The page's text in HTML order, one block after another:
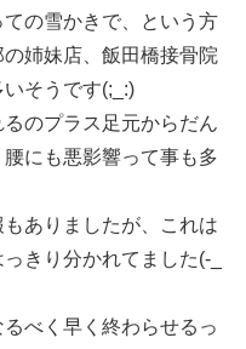
の雪かきで、という方
姉妹店、飯田橋接骨院
そうです(;_:)
のプラス足元からだん
にも悪影響って事も多
ありましたが、これは
きり分かれてました(-_
べく早く終わらせるっ